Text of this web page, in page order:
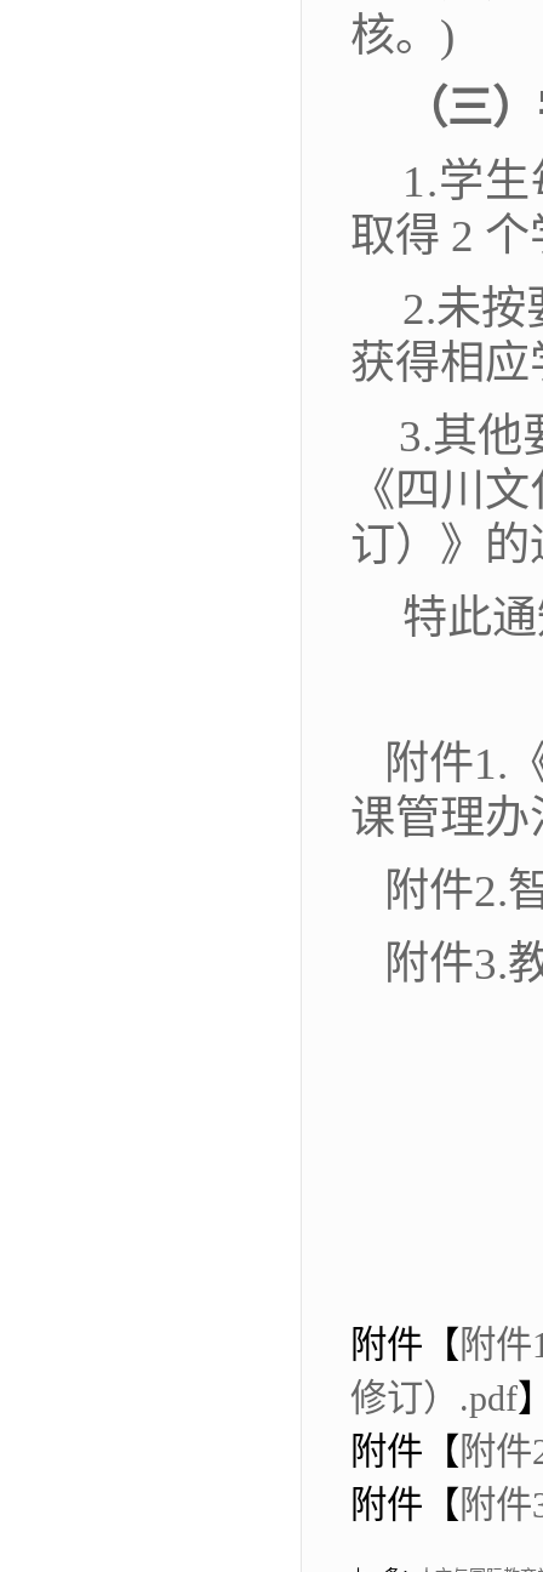
核。 )
（三
1.学
取得 2
2.未按
获得相应
3.其他
《四川
订）》的
特此
附件1.
课管理
附件2.
附件3.
附件【 附
修订）.pdf
附件【 附
附件【 附